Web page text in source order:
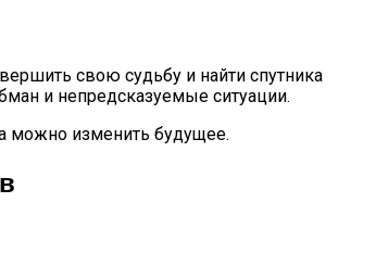
свою судьбу и найти спутника
и непредсказуемые ситуации.
можно изменить будущее.